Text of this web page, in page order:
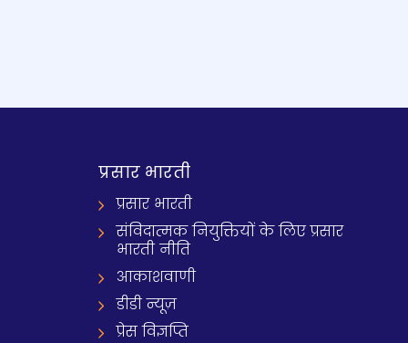
प्रसार भारती
प्रसार भारती
संविदात्मक नियुक्तियों के लिए प्रसार
भारती नीति
आकाशवाणी
डीडी न्यूज़
प्रेस विज्ञप्ति